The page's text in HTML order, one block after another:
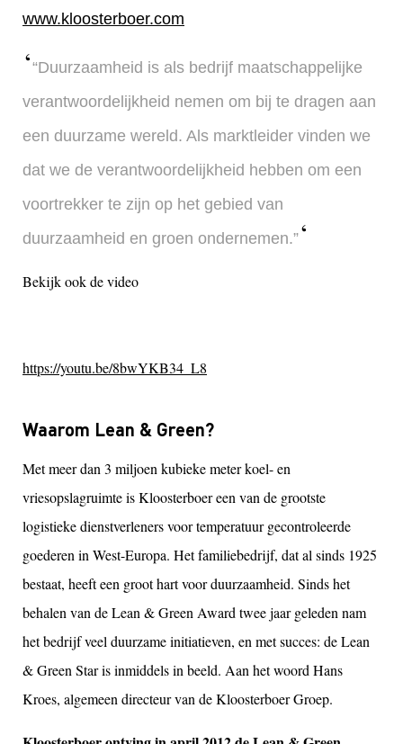
www.kloosterboer.com
“Duurzaamheid is als bedrijf maatschappelijke
verantwoordelijkheid nemen om bij te dragen aan
een duurzame wereld. Als marktleider vinden we
dat we de verantwoordelijkheid hebben om een
voortrekker te zijn op het gebied van
duurzaamheid en groen ondernemen.”
Bekijk ook de video
https://youtu.be/8bwYKB34_L8
Waarom Lean & Green?
Met meer dan 3 miljoen kubieke meter koel- en
vriesopslagruimte is Kloosterboer een van de grootste
logistieke dienstverleners voor temperatuur gecontroleerde
goederen in West-Europa. Het familiebedrijf, dat al sinds 1925
bestaat, heeft een groot hart voor duurzaamheid. Sinds het
behalen van de Lean & Green Award twee jaar geleden nam
het bedrijf veel duurzame initiatieven, en met succes: de Lean
& Green Star is inmiddels in beeld. Aan het woord Hans
Kroes, algemeen directeur van de Kloosterboer Groep.